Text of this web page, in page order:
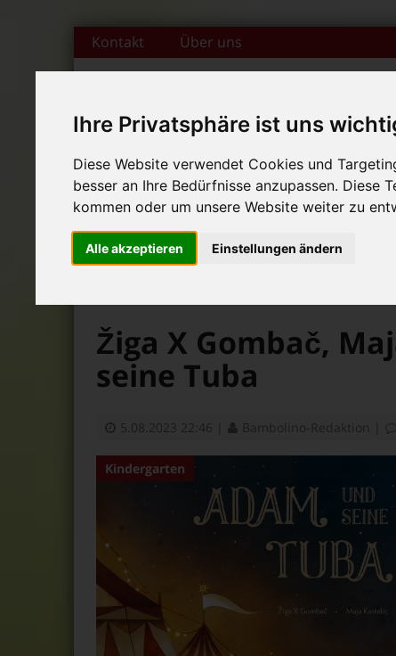
Ihre Privatsphäre ist uns
Diese Website verwendet Cookies und
besser an Ihre Bedürfnisse anzupassen. Diese
kommen oder um unsere Website weiter zu
Alle akzeptieren Einstellungen ändern
Zum Inhalt springen
Kontakt Über uns
Themen
News-Ticker:
+++ Leolingo:
Žiga X Gombač,
seine Tuba
5.08.2023 22:46 Bambolino-Redaktion
Kindergarten